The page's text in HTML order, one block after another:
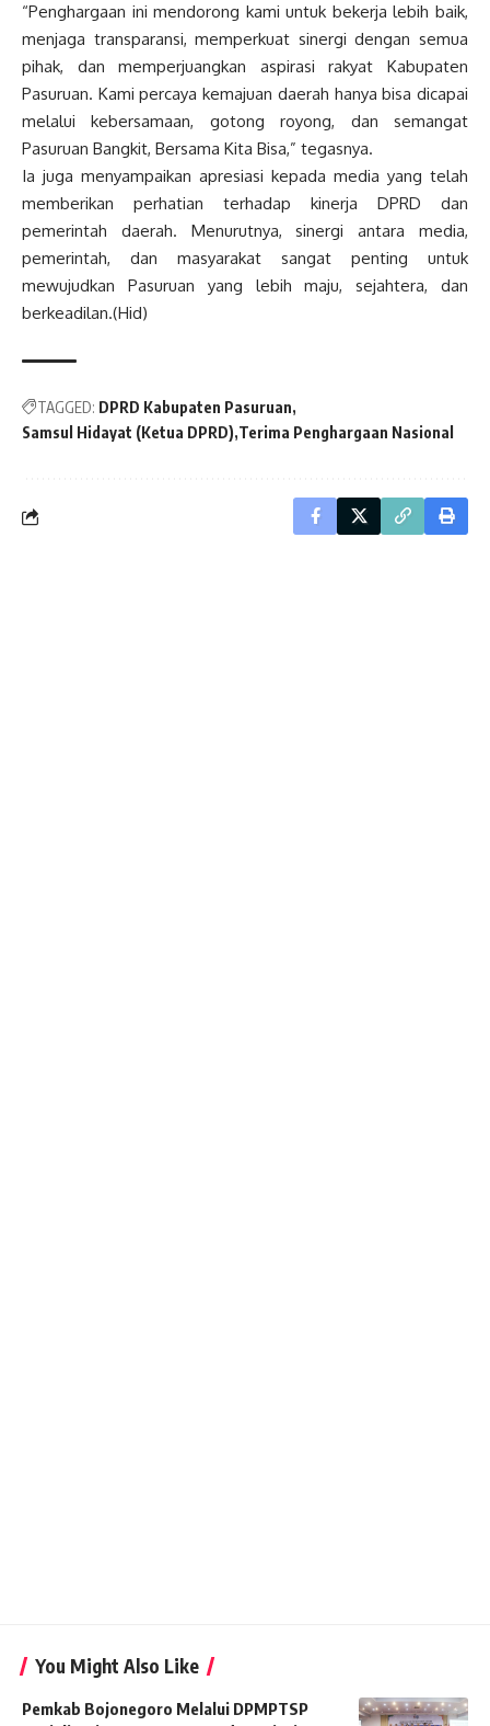
“Penghargaan ini mendorong kami untuk bekerja lebih baik,
menjaga transparansi, memperkuat sinergi dengan semua
pihak, dan memperjuangkan aspirasi rakyat Kabupaten
Pasuruan. Kami percaya kemajuan daerah hanya bisa dicapai
melalui kebersamaan, gotong royong, dan semangat
Pasuruan Bangkit, Bersama Kita Bisa,” tegasnya.
Ia juga menyampaikan apresiasi kepada media yang telah
memberikan perhatian terhadap kinerja DPRD dan
pemerintah daerah. Menurutnya, sinergi antara media,
pemerintah, dan masyarakat sangat penting untuk
mewujudkan Pasuruan yang lebih maju, sejahtera, dan
berkeadilan.(Hid)
TAGGED: DPRD Kabupaten Pasuruan
Samsul Hidayat (Ketua DPRD) Terima Penghargaan Nasional
You Might Also Like
Pemkab Bojonegoro Melalui DPMPTSP